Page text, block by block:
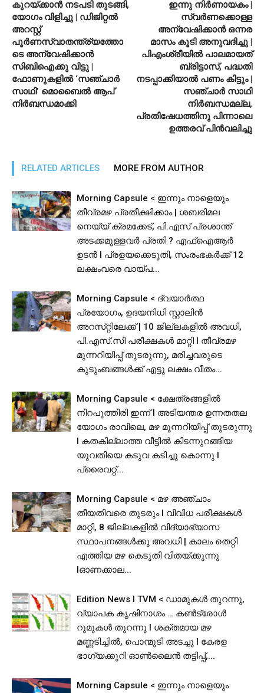
കുറയ്ക്കാന്‍ നടപടി തുടങ്ങി,
യോഗം വിളിച്ചു | ഡിജിറ്റല്‍
അറസ്റ്റ്
പൂര്‍ണസ്വാതന്ത്ര്യത്തോ
ടെ അന്വേഷിക്കാന്‍
സിബിഐക്കു വിട്ടു |
ഫോണുകളില്‍ ‘സഞ്ചാര്‍
സാഥി’ മൊബൈല്‍ ആപ്
നിര്‍ബന്ധമാക്കി
ഇന്നു നിര്‍ണായകം |
സ്വര്‍ണക്കൊള്ള
അന്വേഷിക്കാന്‍ ഒന്നര
മാസം കൂടി അനുവദിച്ചു |
പിഎംശ്രീയില്‍ പാലമായത്
ബ്രിട്ടാസ്, പദ്ധതി
നടപ്പാക്കിയാല്‍ പണം കിട്ടും |
സഞ്ചാര്‍ സാഥി
നിര്‍ബന്ധമല്ല,
പ്രതിഷേധത്തിനു പിന്നാലെ
ഉത്തരവ് പിന്‍വലിച്ചു
RELATED ARTICLES MORE FROM AUTHOR
Morning Capsule < ഇന്നും നാളെയും
തീവ്രമഴ പ്രതീക്ഷിക്കാം | ശബരിമല
നെയ്യ് ക്രമക്കേട്, പി.എസ് പ്രശാന്ത്
അടക്കമുള്ളവർ പ്രതി ? എഫ്ഐആർ
ഉടൻ I പ്രളയക്കെടുതി, സംരംഭകർക്ക് 12
ലക്ഷംവരെ വായ്പ...
Morning Capsule < ദ്വയാർത്ഥ
പ്രയോഗം, ഉദയനിധി സ്റ്റാലിൻ
അറസ്‌റ്റിലേക്ക് | 10 ജില്ലകളിൽ അവധി,
പി.​​​എ​​​സ്.​​​സി​​​ ​​​പ​​​രീ​​​ക്ഷ​​​ക​​​ൾ​​​ ​​​മാ​​​റ്റി I തീവ്രമഴ
മുന്നറിയിപ്പ് തുടരുന്നു, മരിച്ചവരുടെ
കുടുംബങ്ങൾക്ക് എട്ടു ലക്ഷം വീതം...
Morning Capsule < ക്ഷേത്രങ്ങളിൽ
നിറപുത്തിരി ഇന്ന് l അടിയന്തര ഉന്നതതല
യോഗം രാവിലെ, മഴ മുന്നറിയിപ്പ് തുടരുന്നു
I കതകില്ലാത്ത വീട്ടില്‍ കിടന്നുറങ്ങിയ
യുവതിയെ കടുവ കടിച്ചു കൊന്നു l
പ്രൈവറ്റ്...
Morning Capsule < മഴ അഞ്ചാം
തീയതിവരെ തുടരും I വിവിധ പരീക്ഷകൾ
മാറ്റി, 8 ജില്ലകളിൽ വിദ്യാഭ്യാസ
സ്ഥാപനങ്ങള്‍ക്കു അവധി | കാലം തെറ്റി
എത്തിയ മഴ കെടുതി വിതയ്ക്കുന്നു
lഓണക്കാല...
Edition News I TVM < ഡാമുകൾ തുറന്നു,
വ്യാപക കൃഷിനാശം … കൺട്രോൾ
റൂമുകൾ തുറന്നു l ശക്തമായ മഴ
മണ്ണടിച്ചിൽ, പൊന്മുടി അടച്ചു l കേരള
ഭാഗ്യക്കുറി ഓൺലൈൻ തട്ടിപ്പ്,...
Morning Capsule < ഇന്നും നാളെയും